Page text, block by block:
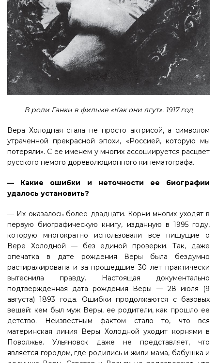
В роли Ганки в фильме «Как они лгут». 1917 год
Вера Холодная стала не просто актрисой, а символом
утраченной прекрасной эпохи, «Россией, которую мы
потеряли». С ее именем у многих ассоциируется расцвет
русского немого дореволюционного кинематографа.
— Какие ошибки и неточности ее биографии
удалось установить?
— Их оказалось более двадцати. Корни многих уходят в
первую биографическую книгу, изданную в 1995 году,
которую многократно использовали все пишущие о
Вере Холодной — без единой проверки. Так, даже
опечатка в дате рождения Веры была бездумно
растиражирована и за прошедшие 30 лет практически
вытеснила правду. Настоящая документально
подтвержденная дата рождения Веры — 28 июля (9
августа) 1893 года. Ошибки продолжаются с базовых
вещей: кем был муж Веры, ее родители, как прошло ее
детство. Неизвестным фактом стало то, что вся
материнская линия Веры Холодной уходит корнями в
Поволжье. Ульяновск даже не представляет, что
является городом, где родились и жили мама, бабушка и